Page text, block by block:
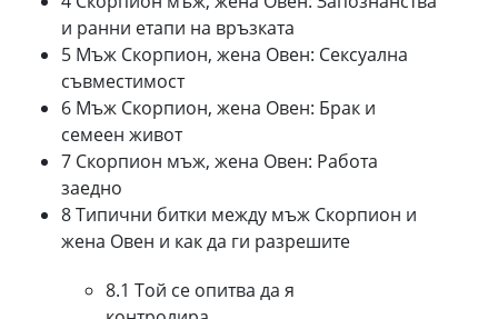
и ранни етапи на връзката
5 Мъж Скорпион, жена Овен: Сексуална
съвместимост
6 Мъж Скорпион, жена Овен: Брак и
семеен живот
7 Скорпион мъж, жена Овен: Работа
заедно
8 Типични битки между мъж Скорпион и
жена Овен и как да ги разрешите
8.1 Той се опитва да я